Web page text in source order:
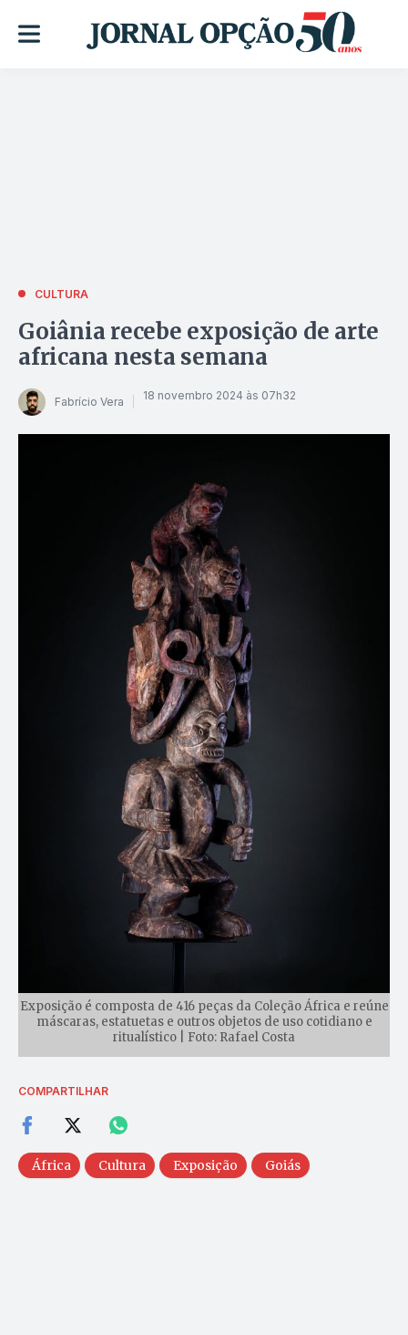
CULTURA
Goiânia recebe exposição de arte
africana nesta semana
Fabrício Vera 18 novembro 2024 às 07h32
Exposição é composta de 416 peças da Coleção África e reúne
máscaras, estatuetas e outros objetos de uso cotidiano e
ritualístico | Foto: Rafael Costa
COMPARTILHAR
África Cultura Exposição Goiás